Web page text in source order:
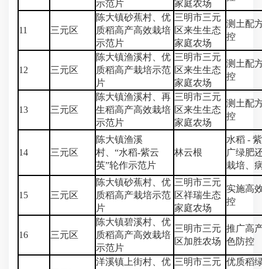
示范片
家庭农场
11 三元区
陈大镇砂蕉村、优
质稻高产高效栽培
示范片
三明市三元
区来生生态
家庭农场
测土配
控
12 三元区
陈大镇渔溪村、优
质稻高产栽培示范
片
三明市三元
区来生生态
家庭农场
测土配
控
13 三元区
陈大镇渔溪村、再
生稻高产高效栽培
示范片
三明市三元
区来生生态
家庭农场
测土配
控
14 三元区
陈大镇渔溪
村、“水稻-紫云
英”轮作示范片
林云根
水稻 -
广绿肥
栽培、
15 三元区
陈大镇砂蕉村、优
质稻高产栽培示范
片
三明市三元
区祥瑞生态
家庭农场
实施高
控
16 三元区
陈大镇碧溪村、优
质稻高产高效栽培
示范片
三明市三元
区加胜农场
推广高
色防控
洋溪镇上街村、优 三明市三元 优质稻